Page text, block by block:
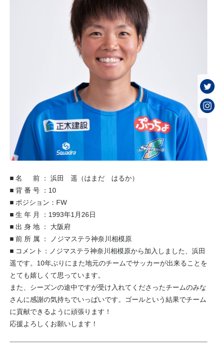
■ 名 前 ： 浜田 遥（はまだ はるか）
■ 背 番 号 ：10
■ ポジション：FW
■ 生 年 月 ：1993年1月26日
■ 出 身 地 ： 大阪府
■ 前 所 属 ： ノジマステラ神奈川相模原
■ コメント：ノジマステラ神奈川相模原から加入しました、浜田
遥です。10年ぶりにまた地元のチームでサッカーが出来ることを
とても嬉しくて思っています。
また、シーズンの途中ですが受け入れてくださったチームのみな
さんに感謝の気持ちでいっぱいです。ゴールという結果でチーム
に貢献できるように頑張ります！
応援よろしくお願いします！